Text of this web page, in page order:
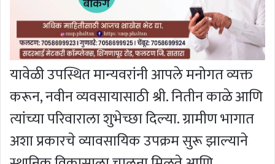
यावेळी उपस्थित मान्यवरांनी आपले मनोगत व्यक्त
करून, नवीन व्यवसायासाठी श्री. नितीन काळे आणि
त्यांच्या परिवाराला शुभेच्छा दिल्या. ग्रामीण भागात
अशा प्रकारचे व्यावसायिक उपक्रम सुरू झाल्याने